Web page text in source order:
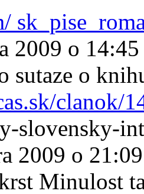
2009 o 14:45
sutaze o
clanok/
slovensky-
2009 o 21:09
Minulost